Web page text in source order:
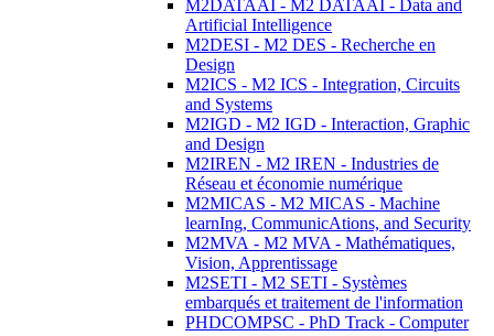
M2DATAAI - M2 DATAAI - Data and
Artificial Intelligence
M2DESI - M2 DES - Recherche en
Design
M2ICS - M2 ICS - Integration, Circuits
and Systems
M2IGD - M2 IGD - Interaction, Graphic
and Design
M2IREN - M2 IREN - Industries de
Réseau et économie numérique
M2MICAS - M2 MICAS - Machine
learnIng, CommunicAtions, and Security
M2MVA - M2 MVA - Mathématiques,
Vision, Apprentissage
M2SETI - M2 SETI - Systèmes
embarqués et traitement de l'information
PHDCOMPSC - PhD Track - Computer